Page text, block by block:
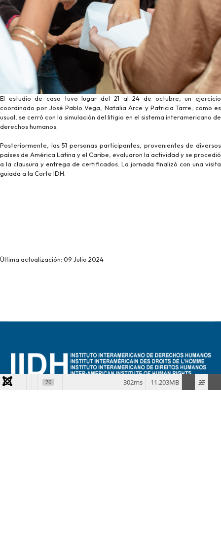
El estudio de caso tuvo lugar del 21 al 24 de octubre, un ejercicio
coordinado por José Pablo Vega, Natalia Arce y Patricia Tarre; como es
usual, se cerró con la simulación del litigio en el sistema interamericano de
derechos humanos.
Posteriormente, las 51 personas participantes, provenientes de diversos
países de América Latina y el Caribe, evaluaron la actividad y se procedió
a la clausura y entrega de certificados. La jornada finalizó con una visita
guiada a la Corte IDH.
Última actualización: 09 Julio 2024
76 11.203MB
302ms